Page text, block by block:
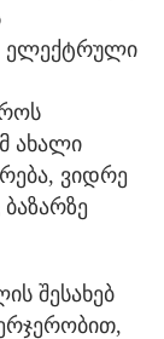
ელექტრული
ახალი
ვიდრე
შესახებ